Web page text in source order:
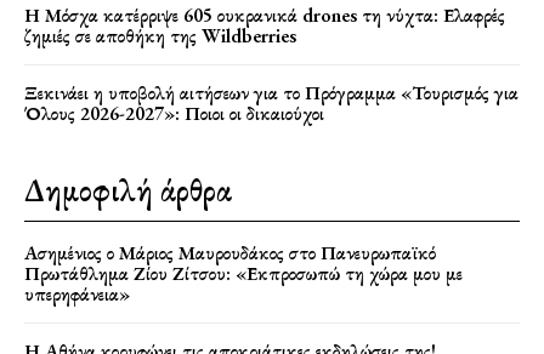
Η Μόσχα κατέρριψε 605 ουκρανικά drones τη νύχτα: Ελαφρές
ζημιές σε αποθήκη της Wildberries
Ξεκινάει η υποβολή αιτήσεων για το Πρόγραμμα «Τουρισμός για
Όλους 2026-2027»: Ποιοι οι δικαιούχοι
Δημοφιλή άρθρα
Ασημένιος ο Μάριος Μαυρουδάκος στο Πανευρωπαϊκό
Πρωτάθλημα Ζίου Ζίτσου: «Εκπροσωπώ τη χώρα μου με
υπερηφάνεια»